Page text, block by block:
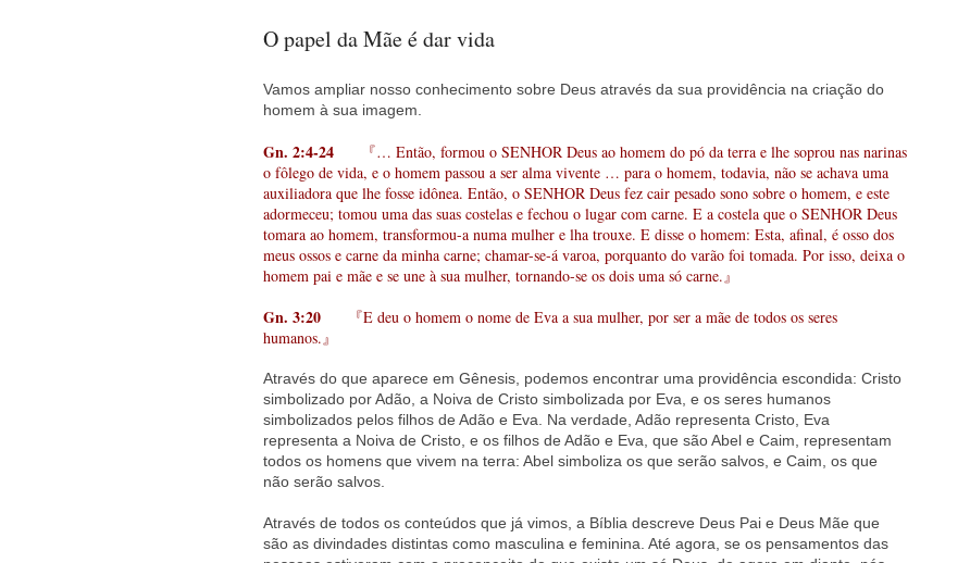
O papel da Mãe é dar vida
Vamos ampliar nosso conhecimento sobre Deus através da sua providência na criação do
homem à sua imagem.
Gn. 2:4-24
『… Então, formou o SENHOR Deus ao homem do pó da terra e lhe soprou nas narinas
o fôlego de vida, e o homem passou a ser alma vivente … para o homem, todavia, não se achava uma
auxiliadora que lhe fosse idônea. Então, o SENHOR Deus fez cair pesado sono sobre o homem, e este
adormeceu; tomou uma das suas costelas e fechou o lugar com carne. E a costela que o SENHOR Deus
tomara ao homem, transformou-a numa mulher e lha trouxe. E disse o homem: Esta, afinal, é osso dos
meus ossos e carne da minha carne; chamar-se-á varoa, porquanto do varão foi tomada. Por isso, deixa o
homem pai e mãe e se une à sua mulher, tornando-se os dois uma só carne.』
Gn. 3:20
『E deu o homem o nome de Eva a sua mulher, por ser a mãe de todos os seres
humanos.』
Através do que aparece em Gênesis, podemos encontrar uma providência escondida: Cristo
simbolizado por Adão, a Noiva de Cristo simbolizada por Eva, e os seres humanos
simbolizados pelos filhos de Adão e Eva. Na verdade, Adão representa Cristo, Eva
representa a Noiva de Cristo, e os filhos de Adão e Eva, que são Abel e Caim, representam
todos os homens que vivem na terra: Abel simboliza os que serão salvos, e Caim, os que
não serão salvos.
Através de todos os conteúdos que já vimos, a Bíblia descreve Deus Pai e Deus Mãe que
são as divindades distintas como masculina e feminina. Até agora, se os pensamentos das